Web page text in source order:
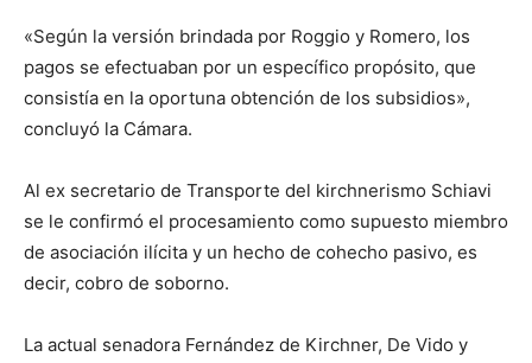
«Según la versión brindada por Roggio y Romero, los
pagos se efectuaban por un específico propósito, que
consistía en la oportuna obtención de los subsidios»,
concluyó la Cámara.
Al ex secretario de Transporte del kirchnerismo Schiavi
se le confirmó el procesamiento como supuesto miembro
de asociación ilícita y un hecho de cohecho pasivo, es
decir, cobro de soborno.
La actual senadora Fernández de Kirchner, De Vido y